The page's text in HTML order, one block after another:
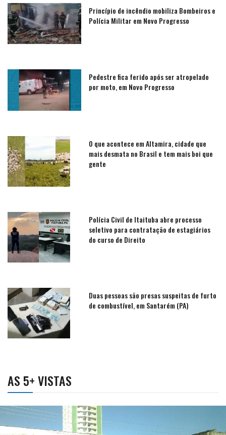
Princípio de incêndio mobiliza Bombeiros e
Polícia Militar em Novo Progresso
Pedestre fica ferido após ser atropelado
por moto, em Novo Progresso
O que acontece em Altamira, cidade que
mais desmata no Brasil e tem mais boi que
gente
Polícia Civil de Itaituba abre processo
seletivo para contratação de estagiários
do curso de Direito
Duas pessoas são presas suspeitas de furto
de combustível, em Santarém (PA)
AS 5+ VISTAS